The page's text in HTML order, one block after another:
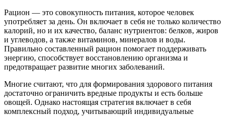
Рацион — это совокупность питания, которое человек
употребляет за день. Он включает в себя не только количество
калорий, но и их качество, баланс нутриентов: белков, жиров
и углеводов, а также витаминов, минералов и воды.
Правильно составленный рацион помогает поддерживать
энергию, способствует восстановлению организма и
предотвращает развитие многих заболеваний.
Многие считают, что для формирования здорового питания
достаточно ограничить вредные продукты и есть больше
овощей. Однако настоящая стратегия включает в себя
комплексный подход, учитывающий индивидуальные